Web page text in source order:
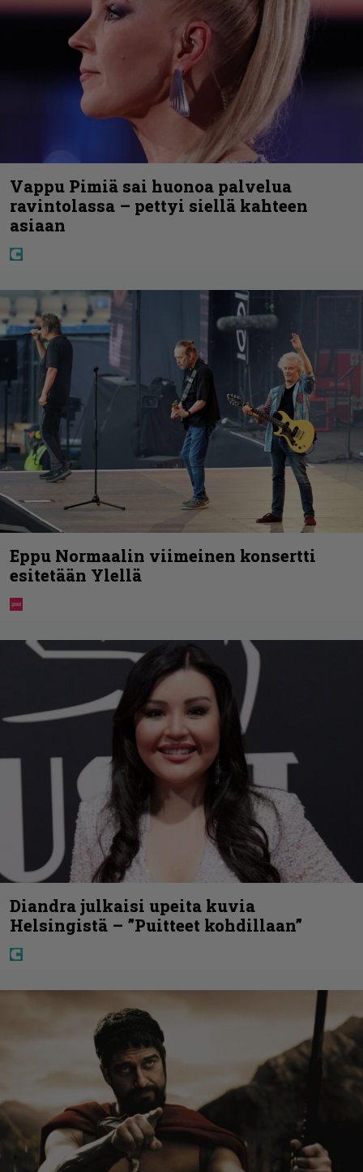
Vappu Pimiä sai huonoa palvelua
ravintolassa – pettyi siellä kahteen
asiaan
Eppu Normaalin viimeinen konsertti
esitetään Ylellä
Diandra julkaisi upeita kuvia
Helsingistä – ”Puitteet kohdillaan”